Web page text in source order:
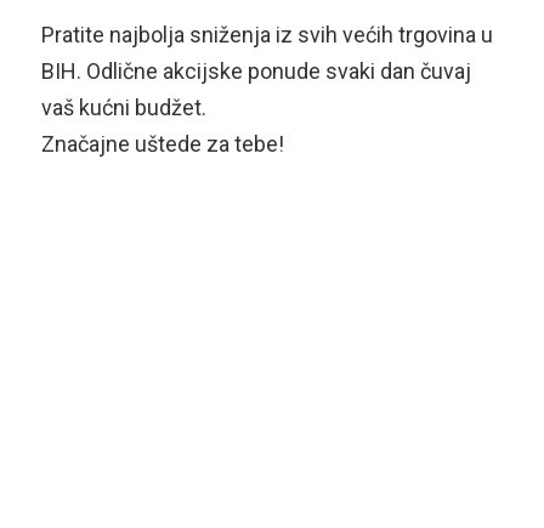
Pratite najbolja sniženja iz svih većih trgovina u
BIH. Odlične akcijske ponude svaki dan čuvaj
vaš kućni budžet.
Značajne uštede za tebe!